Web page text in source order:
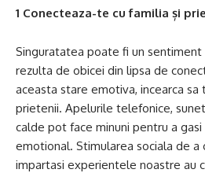
1 Conecteaza-te cu familia și
Singuratatea poate fi un sentiment
rezulta de obicei din lipsa de
aceasta stare emotiva, incearca sa
prietenii. Apelurile telefonice,
calde pot face minuni pentru a
emotional. Stimularea sociala de a
impartasi experientele noastre au